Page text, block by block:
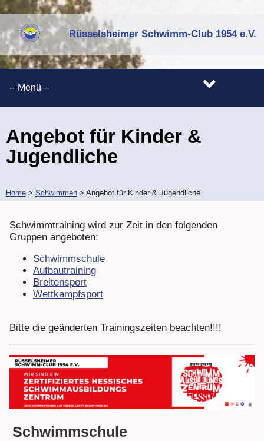
Rüsselsheimer Schwimm-Club 1954 e.V.
Angebot für Kinder &
Jugendliche
Home> Schwimmen> Angebot für Kinder & Jugendliche
Schwimmtraining wird zur Zeit in den folgenden
Gruppen angeboten:
Schwimmschule
Aufbautraining
Breitensport
Wettkampfsport
Bitte die geänderten Trainingszeiten beachten!!!!
Schwimmschule